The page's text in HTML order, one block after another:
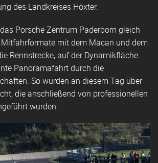
des Landkreises Höxter.
Porsche Zentrum Paderborn gleich
mit dem Macan und dem
Rennstrecke, auf der Dynamikfläche
Panoramafahrt durch die
So wurden an diesem Tag über
die anschließend von professionellen
wurden.